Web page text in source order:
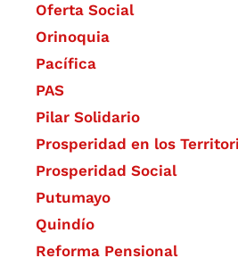
Oferta Social​​
Orinoquia
Pacífica
PAS
Pilar Solidario
Prosperidad en los
Prosperidad Social
Putumayo
Quindío
Reforma Pensional